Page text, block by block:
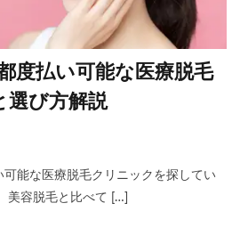
度払い可能な医療脱毛
選び方解説
能な医療脱毛クリニックを探してい
美容脱毛と比べて […]